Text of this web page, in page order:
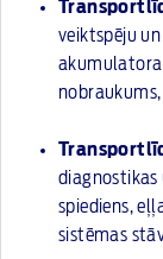
veiktspēju
akumulatora
diagnostikas
spiediens,
sistēmas